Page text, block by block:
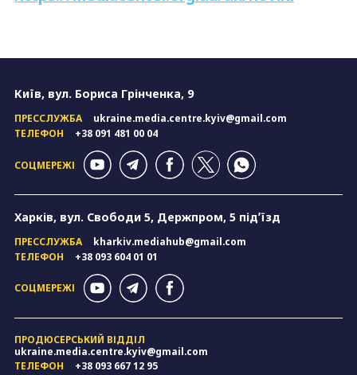
Київ, вул. Бориса Грінченка, 9
ПРЕССЛУЖБА
ukraine.media.centre.kyiv@gmail.com
ТЕЛЕФОН
+38 091 481 00 04
СОЦМЕРЕЖІ
Харків, вул. Свободи 5, Держпром, 5 підʼїзд
ПРЕССЛУЖБА
kharkiv.mediahub@gmail.com
ТЕЛЕФОН
+38 093 604 01 01
СОЦМЕРЕЖІ
ПРОДЮСЕРСЬКИЙ ВІДДІЛ
ukraine.media.centre.kyiv@gmail.com
ТЕЛЕФОН
+38 093 667 12 95